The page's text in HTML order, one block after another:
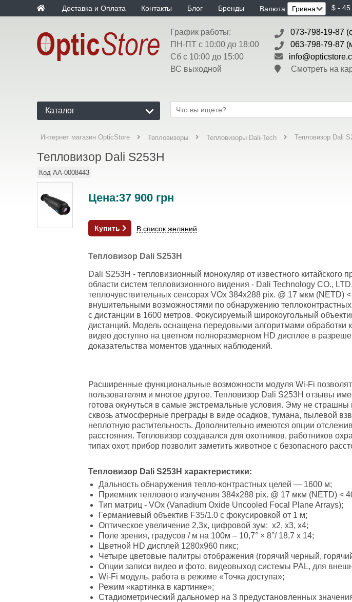
Доставка и Оплата Контакты Блог Бренды Валюта: $ - 45
График работы:
ПН-ПТ с 10:00 до 18:00
Сб с 10:00 до 15:00
ВС выходной
073-798-19-87
063-798-79-87
Смотреть на
Каталог
Интернет магазин OpticStore Тепловизоры Тепловизоры Dali-Tech Тепловизор Dali
Тепловизор Dali S253H
Код AA-0008443
Цена:37 900 грн
Купить В список желаний
Тепловизор Dali S253H
Dali S253H - тепловизионный монокуляр от известного
области систем тепловизионного видения - Dali Technology CO.,
теплочувствительных сенсорах VOx 384x288 pix. @ 17 мкм (NETD)
внушительными возможностями по обнаружению
с дистанции в 1600 метров. Фокусируемый широкоугольный
дистанций. Модель оснащена передовыми алгоритмами
видео доступно на цветном полноразмерном HD дисплее в
доказательства моментов удачных наблюдений.
Расширенные функциональные возможности модуля Wi-Fi
пользователям и многое другое. Тепловизор Dali S253H отзывы
готова окунуться в самые экстремальные условия. Эму не
сквозь атмосферные преграды в виде осадков, тумана, пылевой
неплотную растительность. Дополнительно имеются опции
расстояния. Тепловизор создавался для охотников, работников
типах охот, прибор позволит заметить животное с безопасного
Тепловизор Dali S253H характеристики:
Дальность обнаружения тепло-контрастных целей — 1600 м;
Приемник теплового излучения 384x288 pix. @ 17 мкм (NETD) <
Тип матриц - VOx (Vanadium Oxide Uncooled Focal Plane Arrays);
Германиевый объектив F35/1.0 с фокусировкой от 1 м;
Оптическое увеличение 2,3х, цифровой зум: x2, x3, x4;
Поле зрения, градусов / м на 100м – 10,7° × 8°/ 18,7 х 14;
Цветной HD дисплей 1280x960 пикс;
Четыре цветовые палитры отображения (горячий черный,
Опции записи видео и фото, видеовыход системы PAL, для
Wi-Fi модуль, работа в режиме «Точка доступа»;
Режим «картинка в картинке»;
Стадиометрический дальномер на 3 предустановленных